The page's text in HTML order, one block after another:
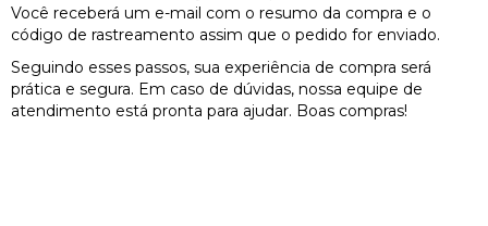
Você receberá um e-mail com o resumo da compra e o
código de rastreamento assim que o pedido for enviado.
Seguindo esses passos, sua experiência de compra será
prática e segura. Em caso de dúvidas, nossa equipe de
atendimento está pronta para ajudar. Boas compras!